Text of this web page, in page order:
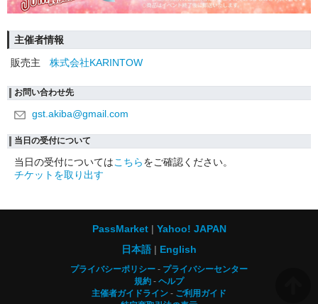
主催者情報
販売主
株式会社KARINTOW
お問い合わせ先
gst.akiba@gmail.com
当日の受付について
当日の受付についてはこちらをご確認ください。
チケットを取り出す
PassMarket
Yahoo! JAPAN
日本語
English
プライバシーポリシー
プライバシーセンター
規約
ヘルプ
主催者ガイドライン
ご利用ガイド